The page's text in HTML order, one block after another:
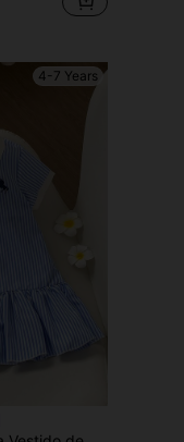
4-7 Years